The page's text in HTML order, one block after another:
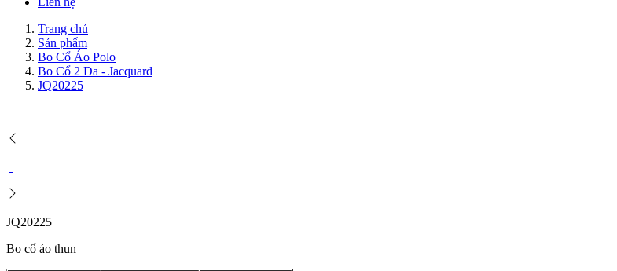
Trang chủ
Sản phẩm
Bo Cổ Áo Polo
Bo Cổ 2 Da - Jacquard
JQ20225
JQ20225
Bo cổ áo thun